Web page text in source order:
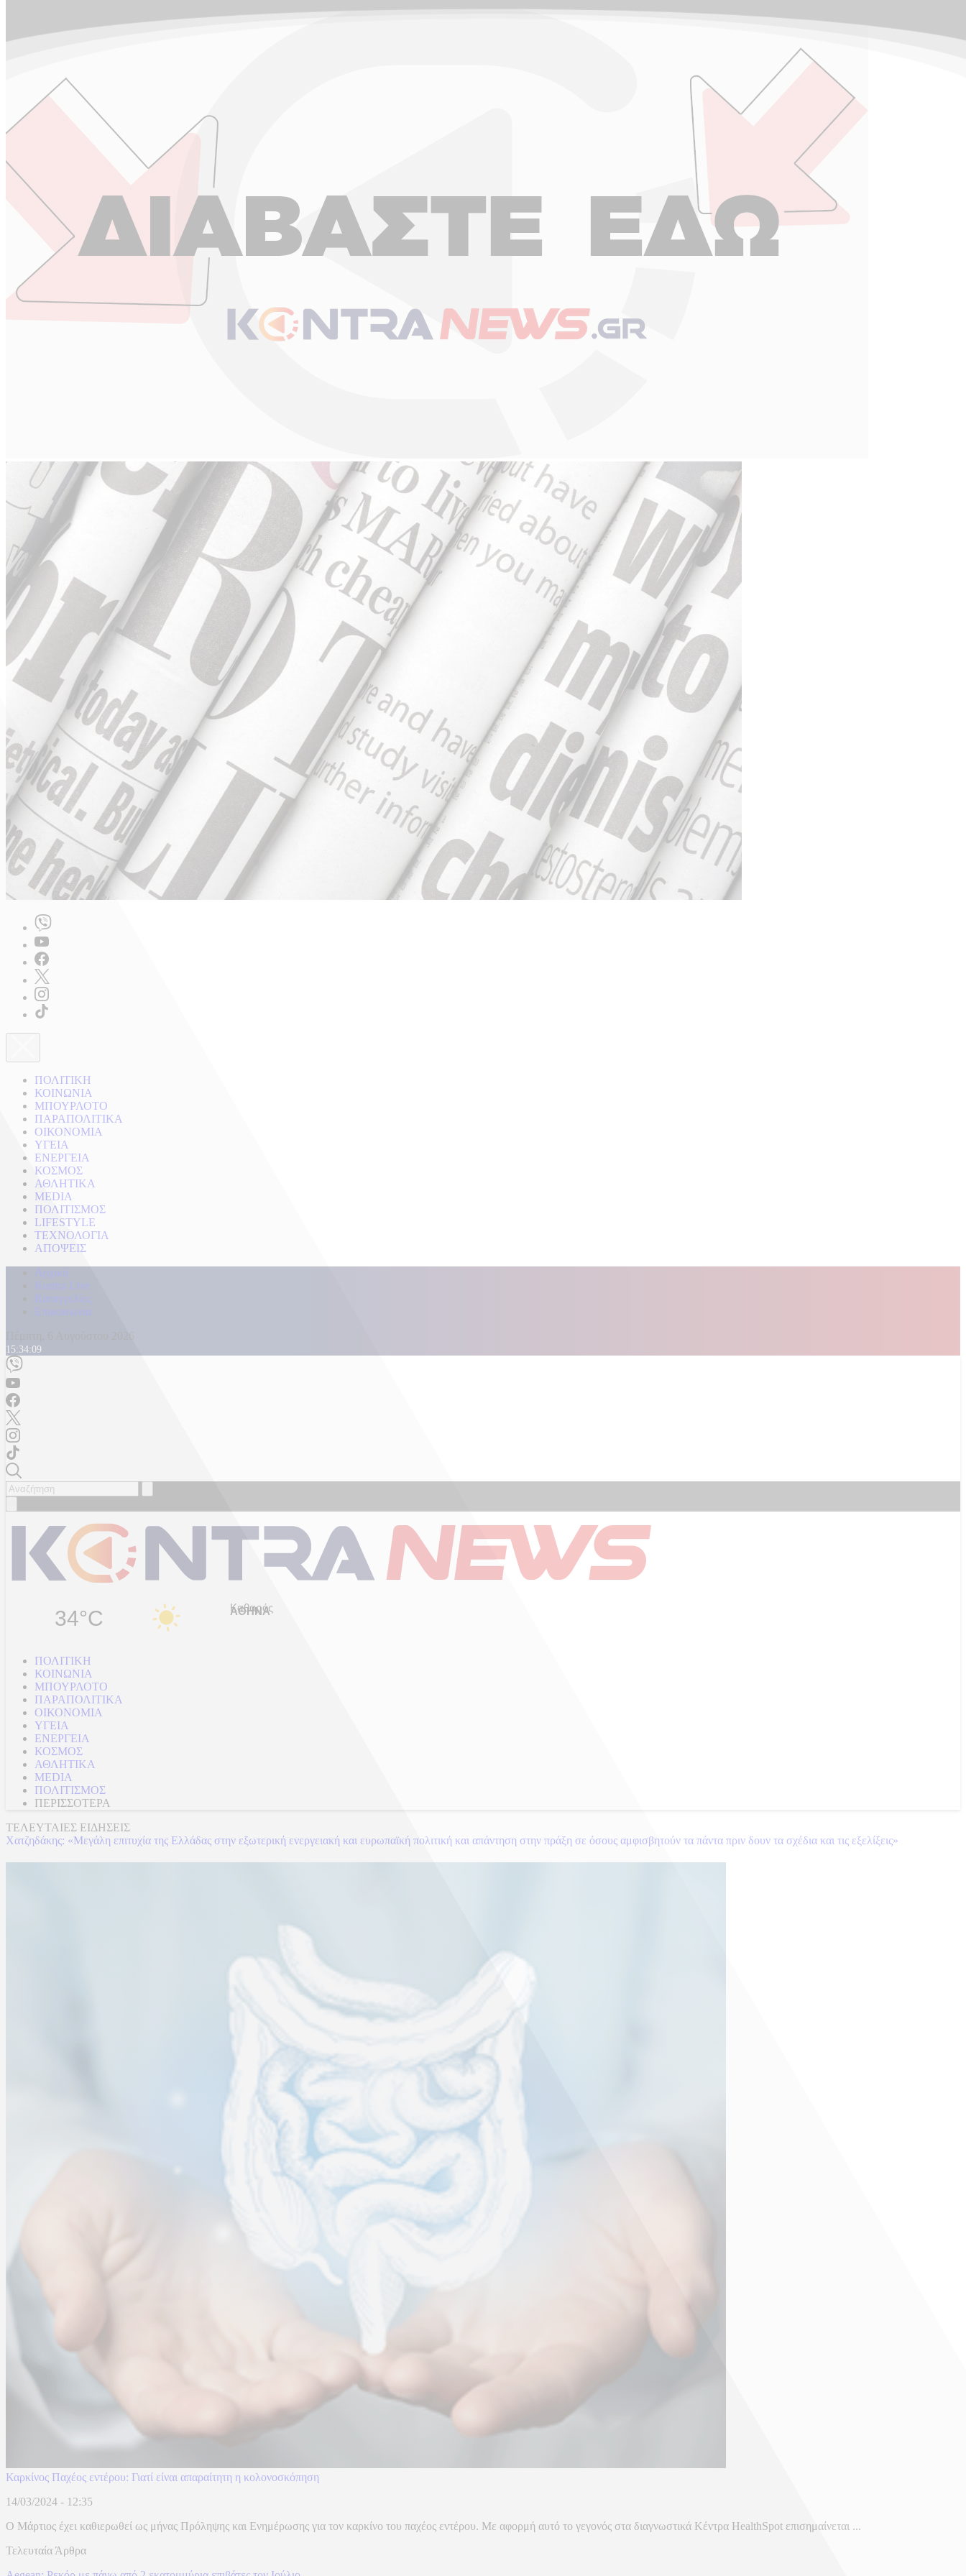
ΠΟΛΙΤΙΚΗ
ΚΟΙΝΩΝΙΑ
ΜΠΟΥΡΛΟΤΟ
ΠΑΡΑΠΟΛΙΤΙΚΑ
ΟΙΚΟΝΟΜΙΑ
ΥΓΕΙΑ
ΕΝΕΡΓΕΙΑ
ΚΟΣΜΟΣ
ΑΘΛΗΤΙΚΑ
MEDIA
ΠΟΛΙΤΙΣΜΟΣ
LIFESTYLE
ΤΕΧΝΟΛΟΓΙΑ
ΑΠΟΨΕΙΣ
Αρχική
Kontra Live
Καταγγελίες
Επικοινωνία
Πέμπτη, 6 Αυγούστου 2026
15:34:11
34°C Καθαρός
ΠΟΛΙΤΙΚΗ
ΚΟΙΝΩΝΙΑ
ΜΠΟΥΡΛΟΤΟ
ΠΑΡΑΠΟΛΙΤΙΚΑ
ΟΙΚΟΝΟΜΙΑ
ΥΓΕΙΑ
ΕΝΕΡΓΕΙΑ
ΚΟΣΜΟΣ
ΑΘΛΗΤΙΚΑ
MEDIA
ΠΟΛΙΤΙΣΜΟΣ
ΠΕΡΙΣΣΟΤΕΡΑ
ΤΕΛΕΥΤΑΙΕΣ ΕΙΔΗΣΕΙΣ
Χατζηδάκης: «Μεγάλη επιτυχία της Ελλάδας στην εξωτερική ενεργειακή και ευρωπαϊκή πολιτική και απάντηση στην πράξη σε όσους αμφισβητούν τα πάντα πριν δουν τα σχέδια και τις εξελίξεις»
Καρκίνος Παχέος εντέρου: Γιατί είναι απαραίτητη η κολονοσκόπηση
14/03/2024 - 12:35
Ο Mάρτιος έχει καθιερωθεί ως μήνας Πρόληψης και Ενημέρωσης για τον καρκίνο του παχέος εντέρου. Mε αφορμή αυτό το γεγονός στα διαγνωστικά Κέντρα HealthSpot επισημαίνεται ...
Τελευταία Άρθρα